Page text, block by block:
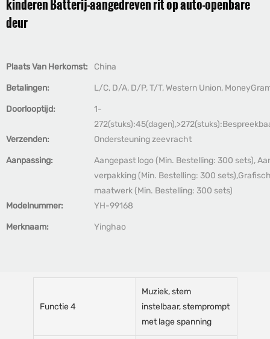
kinderen Batterij-aangedreven rit op auto-openbare
deur
Plaats Van Herkomst: China
Betalingen: L/C, D/A, D/P, T/T, Western Union,
Doorlooptijd:
1-
Verzenden:
Ondersteuning zeevracht
Aanpassing:
Aangepast logo (Min. Bestelling: 300 sets),
verpakking (Min. Bestelling: 300
maatwerk (Min. Bestelling: 300 sets)
Modelnummer:
YH-99168
Merknaam: Yinghao
Functie 4
Muziek, stem
instelbaar, stemprompt
met lage spanning